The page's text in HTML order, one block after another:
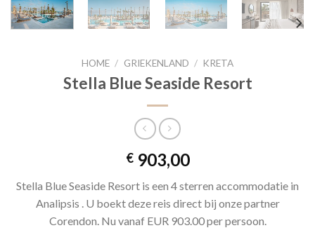
HOME / GRIEKENLAND / KRETA
Stella Blue Seaside Resort
€903,00
Stella Blue Seaside Resort is een 4 sterren accommodatie in
Analipsis . U boekt deze reis direct bij onze partner
Corendon. Nu vanaf EUR 903.00 per persoon.